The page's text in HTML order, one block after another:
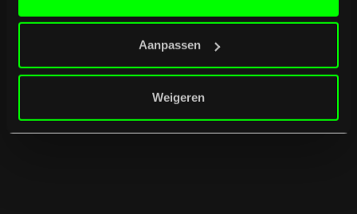
Aanpassen
Weigeren